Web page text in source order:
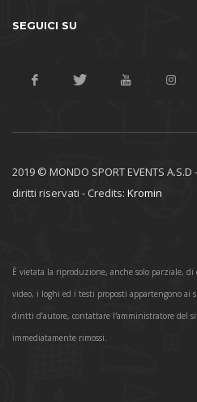
SEGUICI SU
2019 © MONDO SPORT EVENTS A.S.D
diritti riservati - Credits: Kromin
È vietata la riproduzione, anche solo parziale,
video, i loghi ed i testi proposti appartengono ai
diritti d’autore, contattare l'amministratore del
immediatamente rimossi.